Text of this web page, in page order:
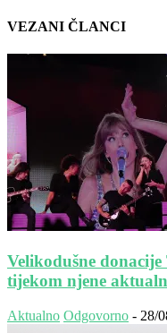
VEZANI ČLANCI
Velikodušne
tijekom njene
Aktualno Odgovorno - 28/